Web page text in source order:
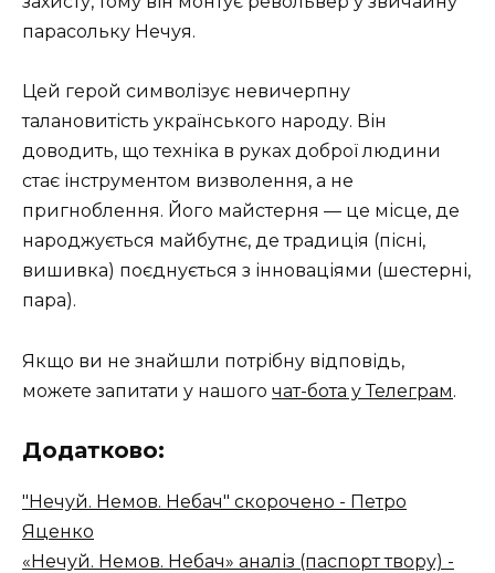
парасольку Нечуя.
Цей герой символізує невичерпну
талановитість українського народу. Він
доводить, що техніка в руках доброї людини
стає інструментом визволення, а не
пригноблення. Його майстерня — це місце, де
народжується майбутнє, де традиція (пісні,
вишивка) поєднується з інноваціями (шестерні,
пара).
Якщо ви не знайшли потрібну відповідь,
можете запитати у нашого чат-бота у Телеграм.
Додатково:
"Нечуй. Немов. Небач" скорочено - Петро
Яценко
«Нечуй. Немов. Небач» аналіз (паспорт твору) -